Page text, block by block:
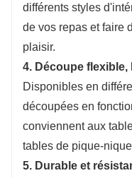
différents styles
de vos repas et faire
plaisir.
4. Découpe
Disponibles en
découpées en
conviennent aux
tables de pique-
5. Durable et